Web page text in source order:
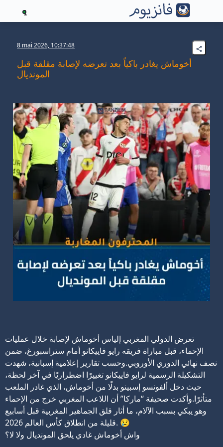
1
8 mai 2026, 10:37:48
أخوماش يغادر باكياً بعد تعرضه لإصابة مقلقة قبل
المونديال
تعرض الدولي المغربي إلياس أخوماش لإصابة خلال عمليات
الإحماء، قبل مباراة فريقه رايو فاييكانو أمام ستراسبورغ، ضمن
نصف نهائي الدوري الأوروبي.وحسب تقارير إعلامية إسبانية، شهدت
التشكيلة الرسمية لرايو فاييكانو تغييرًا اضطراريًا في آخر لحظة،
حيث دخل ألفونسو إسبينو بدلًا من أخوماش، الذي غادر الملعب
متأثرًا.وأكدت صحيفة “ماركا” أن اللاعب المغربي خرج من الإحماء
وهو يبكي بسبب الآلام، ما أثار قلق الجماهير المغربية قبل أسابيع
قليلة من انطلاق كأس العالم 2026. 😢
واش أخوماش غادي يلحق المونديال ولا لا؟